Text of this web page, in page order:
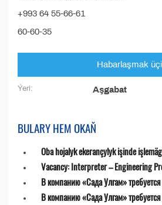
+993 64 55-66-61
60-60-35
Habarlaşmak
Ýeri: Aşgabat
BULARY HEM OKAŇ
Oba hojalyk ekerançylyk işinde
Vacancy: Interpreter – Engineering
В компанию «Сада Улгам»
В компанию «Сада Улгам»